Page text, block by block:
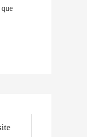
que